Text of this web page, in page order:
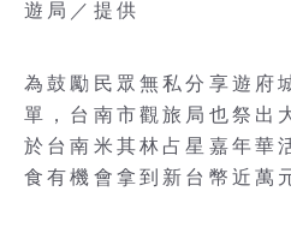
遊局／提供
為鼓勵民眾無私分享遊府
單，台南市觀旅局也祭出
於台南米其林占星嘉年華
食有機會拿到新台幣近萬